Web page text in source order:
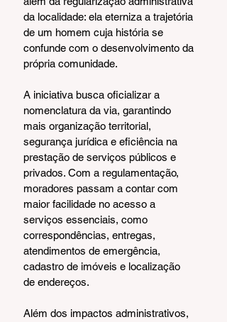
da localidade: ela eterniza a trajetória
de um homem cuja história se
confunde com o desenvolvimento da
própria comunidade.
A iniciativa busca oficializar a
nomenclatura da via, garantindo
mais organização territorial,
segurança jurídica e eficiência na
prestação de serviços públicos e
privados. Com a regulamentação,
moradores passam a contar com
maior facilidade no acesso a
serviços essenciais, como
correspondências, entregas,
atendimentos de emergência,
cadastro de imóveis e localização
de endereços.
Além dos impactos administrativos,